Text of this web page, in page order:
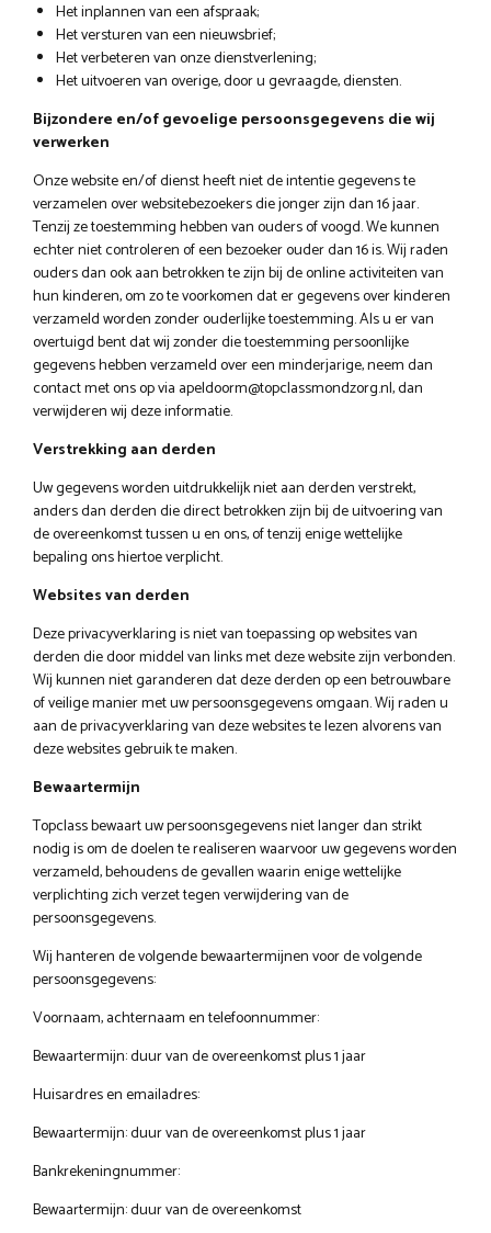
Het inplannen van een afspraak;
Het versturen van een nieuwsbrief;
Het verbeteren van onze dienstverlening;
Het uitvoeren van overige, door u gevraagde, diensten.
Bijzondere en/of gevoelige persoonsgegevens die wij
verwerken
Onze website en/of dienst heeft niet de intentie gegevens te
verzamelen over websitebezoekers die jonger zijn dan 16 jaar.
Tenzij ze toestemming hebben van ouders of voogd. We kunnen
echter niet controleren of een bezoeker ouder dan 16 is. Wij raden
ouders dan ook aan betrokken te zijn bij de online activiteiten van
hun kinderen, om zo te voorkomen dat er gegevens over kinderen
verzameld worden zonder ouderlijke toestemming. Als u er van
overtuigd bent dat wij zonder die toestemming persoonlijke
gegevens hebben verzameld over een minderjarige, neem dan
contact met ons op via apeldoorm@topclassmondzorg.nl, dan
verwijderen wij deze informatie.
Verstrekking aan derden
Uw gegevens worden uitdrukkelijk niet aan derden verstrekt,
anders dan derden die direct betrokken zijn bij de uitvoering van
de overeenkomst tussen u en ons, of tenzij enige wettelijke
bepaling ons hiertoe verplicht.
Websites van derden
Deze privacyverklaring is niet van toepassing op websites van
derden die door middel van links met deze website zijn verbonden.
Wij kunnen niet garanderen dat deze derden op een betrouwbare
of veilige manier met uw persoonsgegevens omgaan. Wij raden u
aan de privacyverklaring van deze websites te lezen alvorens van
deze websites gebruik te maken.
Bewaartermijn
Topclass bewaart uw persoonsgegevens niet langer dan strikt
nodig is om de doelen te realiseren waarvoor uw gegevens worden
verzameld, behoudens de gevallen waarin enige wettelijke
verplichting zich verzet tegen verwijdering van de
persoonsgegevens.
Wij hanteren de volgende bewaartermijnen voor de volgende
persoonsgegevens:
Voornaam, achternaam en telefoonnummer:
Bewaartermijn: duur van de overeenkomst plus 1 jaar
Huisardres en emailadres:
Bewaartermijn: duur van de overeenkomst plus 1 jaar
Bankrekeningnummer:
Bewaartermijn: duur van de overeenkomst